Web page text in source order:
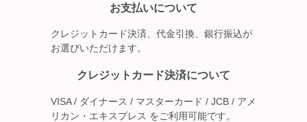
お支払いについて
クレジットカード決済、代金引換、銀行振込が
お選びいただけます。
クレジットカード決済について
VISA / ダイナース / マスターカード / JCB / アメ
リカン・エキスプレス をご利用可能です。